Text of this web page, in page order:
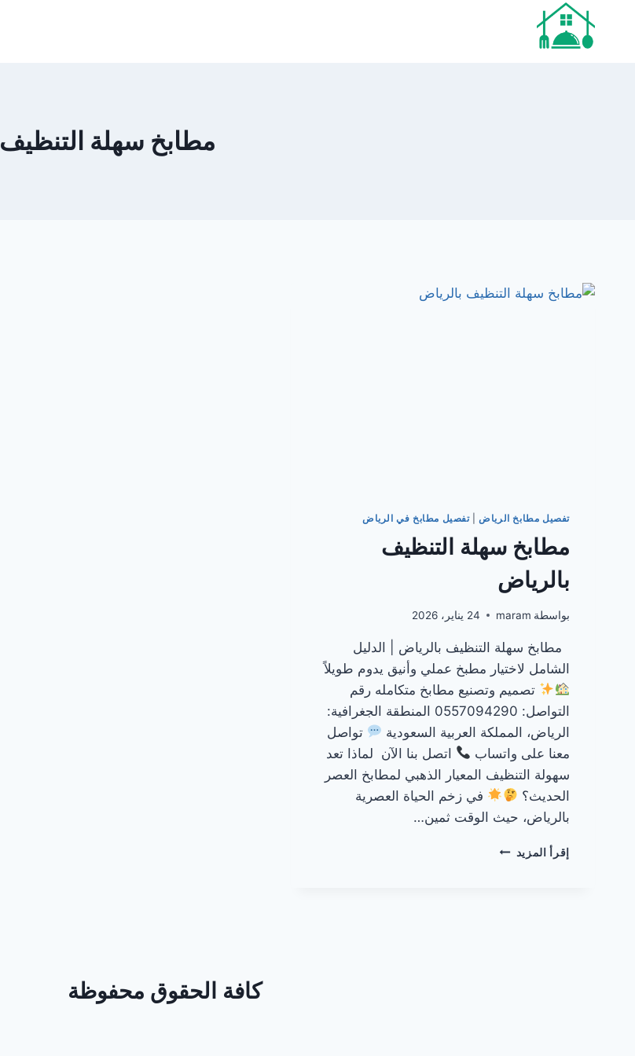
المحتوى
مطابخ سهلة التنظيف
تفصيل مطابخ الرياض|تفصيل مطابخ في الرياض
مطابخ سهلة التنظيف
بالرياض
بواسطة maram 24 يناير، 2026
مطابخ سهلة التنظيف بالرياض | الدليل
الشامل لاختيار مطبخ عملي وأنيق يدوم طويلاً
تصميم وتصنيع مطابخ متكامله رقم
التواصل: 0557094290 المنطقة الجغرافية:
الرياض، المملكة العربية السعودية
تواصل
معنا على واتساب
اتصل بنا الآن لماذا تعد
سهولة التنظيف المعيار الذهبي لمطابخ العصر
الحديث؟
في زخم الحياة العصرية
بالرياض، حيث الوقت ثمين…
إقرأ المزيد مطابخ
كافة الحقوق محفوظة